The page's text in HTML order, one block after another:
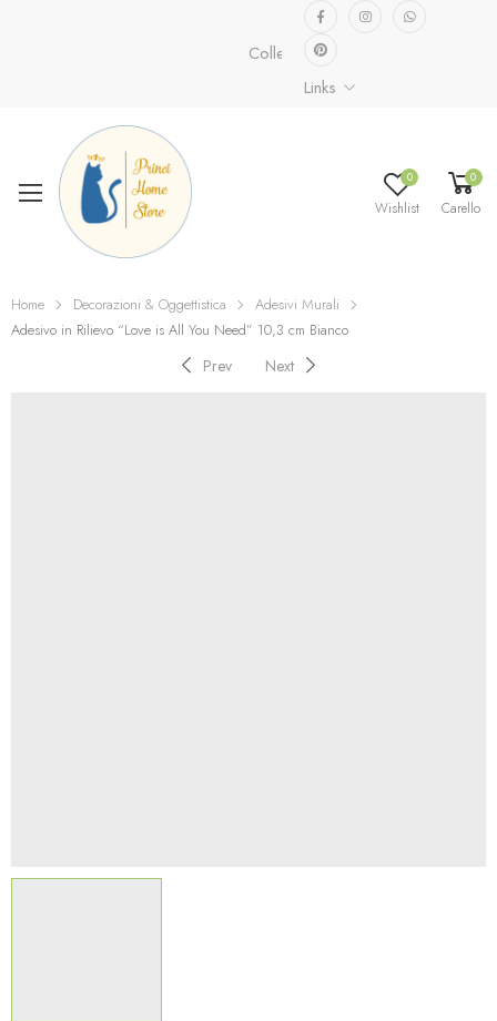
Collezione speciale già disponibile.
Links
0
Wishlist
0
Carello
Home Decorazioni & Oggettistica
Adesivi Murali
Adesivo in Rilievo “Love is All You Need” 10,3 cm Bianco
Prev Next